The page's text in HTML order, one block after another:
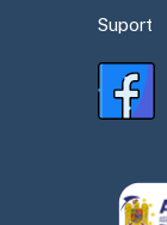
Suport